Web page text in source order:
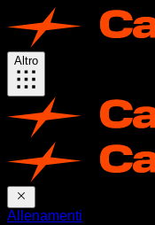
Altro
Allenamenti